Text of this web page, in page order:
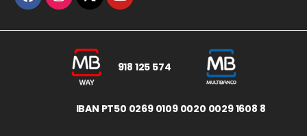
918 125 574
IBAN PT50 0269 0109 0020 0029 1608 8